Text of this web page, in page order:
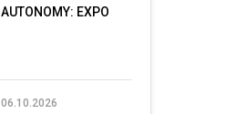
AUTONOMY: EXPO
06.10.2026